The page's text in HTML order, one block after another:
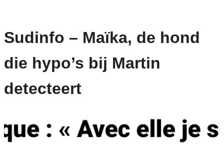
Sudinfo – Maïka, de hond
die hypo’s bij Martin
detecteert